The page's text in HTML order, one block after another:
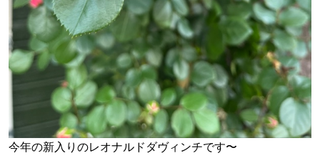
今年の新入りのレオナルドダヴィンチです〜